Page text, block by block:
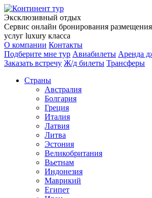
Эксклюзивный отдых
Сервис онлайн бронирования
услуг luxury класса
О компании Контакты
Подберите мне тур Авиабилеты Аренда
Заказать встречу Ж/д билеты Трансферы
Страны
Австралия
Болгария
Греция
Италия
Латвия
Литва
Эстония
Великобритания
Вьетнам
Индонезия
Маврикий
Египет